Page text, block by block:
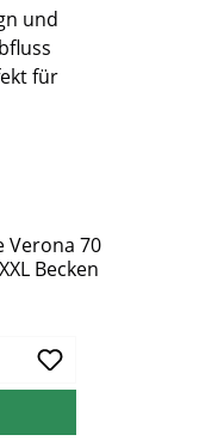
Verona 70
Becken